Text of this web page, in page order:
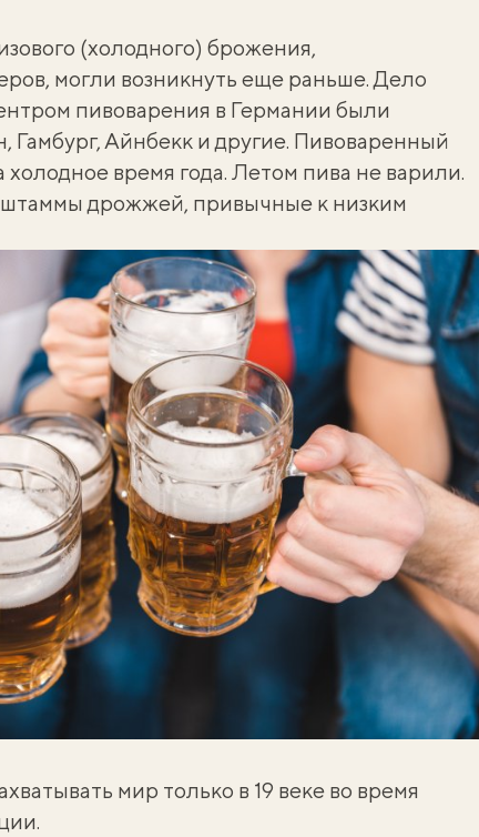
(холодного) брожения,
могли возникнуть еще раньше. Дело
пивоварения в Германии были
Гамбург, Айнбекк и другие. Пивоваренный
холодное время года. Летом пива не варили.
дрожжей, привычные к низким
мир только в 19 веке во время